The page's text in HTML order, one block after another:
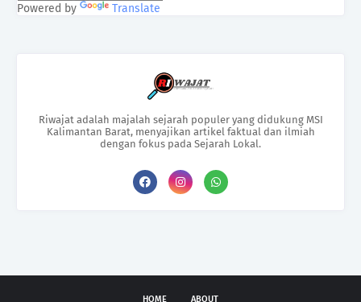
Powered by Translate
Riwajat adalah majalah sejarah populer yang didukung MSI
Kalimantan Barat, menyajikan artikel faktual dan ilmiah
dengan fokus pada Sejarah Lokal.
HOME ABOUT